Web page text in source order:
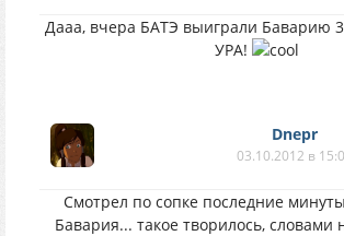
Дааа, вчера БАТЭ выиграли Баварию
УРА!
Dnepr
03.10.2012 в
Смотрел по сопке последние
Бавария... такое творилось, словами